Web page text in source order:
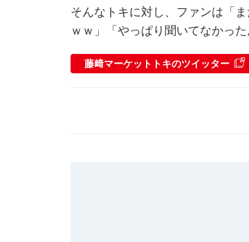
そんなトキに対し、ファンは「
ｗｗ」「やっぱり聞いてなかっ
藤﨑マーケットトキのツイッター